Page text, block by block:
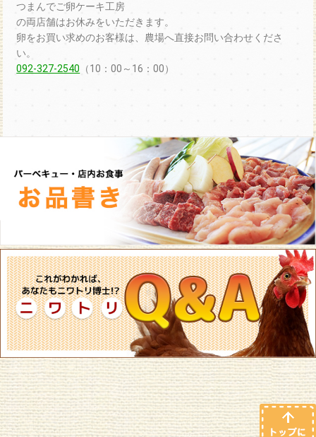
つまんでご卵ケーキ工房
の両店舗はお休みをいただきます。
卵をお買い求めのお客様は、農場へ直接お問い合わせくださ
い。
092-327-2540 （10：00～16：00）